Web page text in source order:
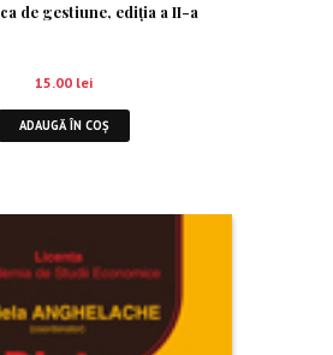
de gestiune, ediția a II-a
15.00 lei
ADAUGĂ ÎN COȘ